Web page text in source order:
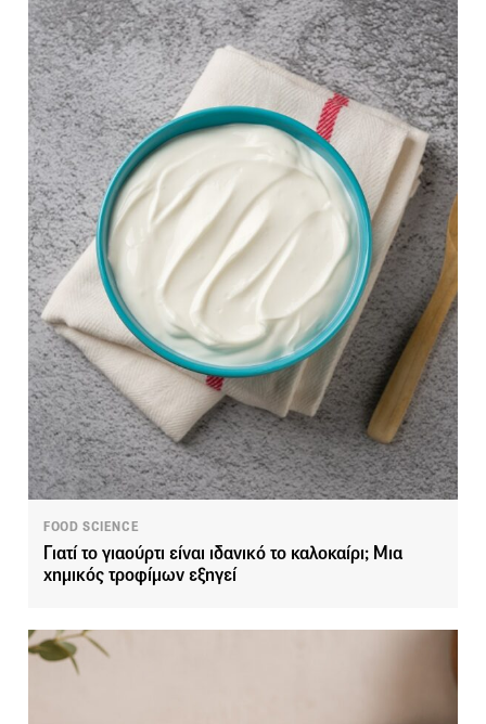
FOOD SCIENCE
Γιατί το γιαούρτι είναι ιδανικό το καλοκαίρι; Μια
χημικός τροφίμων εξηγεί